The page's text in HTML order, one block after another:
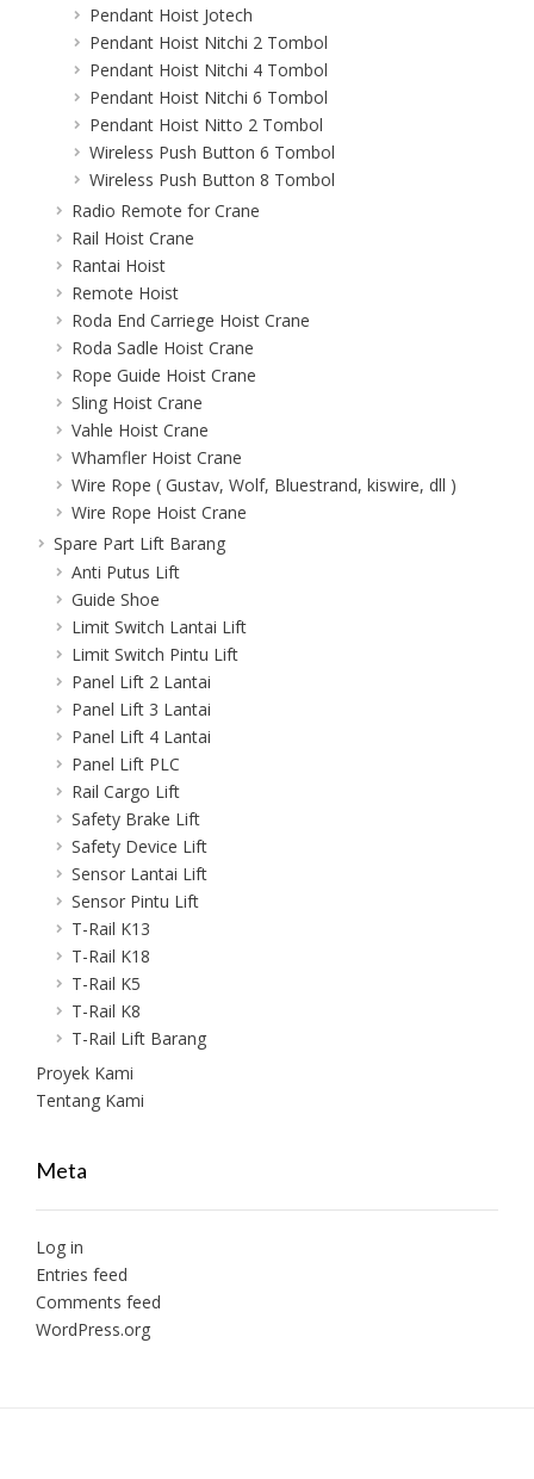
Pendant Hoist Jotech
Pendant Hoist Nitchi 2 Tombol
Pendant Hoist Nitchi 4 Tombol
Pendant Hoist Nitchi 6 Tombol
Pendant Hoist Nitto 2 Tombol
Wireless Push Button 6 Tombol
Wireless Push Button 8 Tombol
Radio Remote for Crane
Rail Hoist Crane
Rantai Hoist
Remote Hoist
Roda End Carriege Hoist Crane
Roda Sadle Hoist Crane
Rope Guide Hoist Crane
Sling Hoist Crane
Vahle Hoist Crane
Whamfler Hoist Crane
Wire Rope ( Gustav, Wolf, Bluestrand, kiswire, dll )
Wire Rope Hoist Crane
Spare Part Lift Barang
Anti Putus Lift
Guide Shoe
Limit Switch Lantai Lift
Limit Switch Pintu Lift
Panel Lift 2 Lantai
Panel Lift 3 Lantai
Panel Lift 4 Lantai
Panel Lift PLC
Rail Cargo Lift
Safety Brake Lift
Safety Device Lift
Sensor Lantai Lift
Sensor Pintu Lift
T-Rail K13
T-Rail K18
T-Rail K5
T-Rail K8
T-Rail Lift Barang
Proyek Kami
Tentang Kami
Meta
Log in
Entries feed
Comments feed
WordPress.org